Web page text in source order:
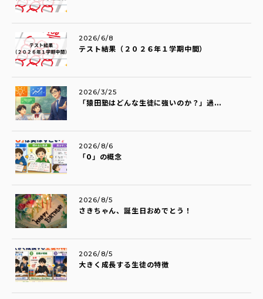
テスト結果（２０２６年１学期中間）
2026/6/8
「猿田塾はどんな生徒に強いのか？」過...
2026/3/25
「0」の概念
2026/8/6
さきちゃん、誕生日おめでとう！
2026/8/5
大きく成長する生徒の特徴
2026/8/5